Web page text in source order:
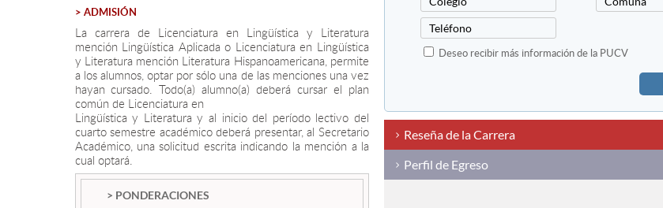
> ADMISIÓN
La carrera de Licenciatura en Lingüística y Literatura
mención Lingüística Aplicada o Licenciatura en Lingüística
y Literatura mención Literatura Hispanoamericana, permite
a los alumnos, optar por sólo una de las menciones una vez
hayan cursado. Todo(a) alumno(a) deberá cursar el plan
común de Licenciatura en
Lingüística y Literatura y al inicio del período lectivo del
cuarto semestre académico deberá presentar, al Secretario
Académico, una solicitud escrita indicando la mención a la
cual optará.
> PONDERACIONES
Deseo recibir más información de la PUCV
Reseña de la Carrera
Perfil de Egreso